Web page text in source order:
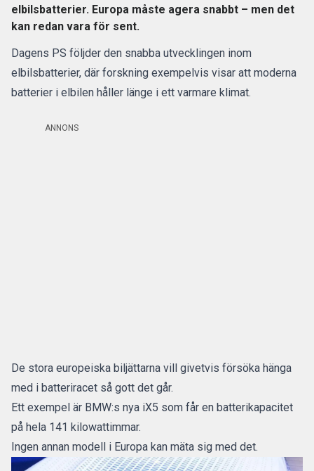
elbilsbatterier. Europa måste agera snabbt – men det
kan redan vara för sent.
Dagens PS följder den snabba utvecklingen inom
elbilsbatterier, där forskning exempelvis visar att moderna
batterier i elbilen håller länge i ett varmare klimat.
ANNONS
De stora europeiska biljättarna vill givetvis försöka hänga
med i batteriracet så gott det går.
Ett exempel är BMW:s nya iX5 som får en batterikapacitet
på hela 141 kilowattimmar.
Ingen annan modell i Europa kan mäta sig med det.